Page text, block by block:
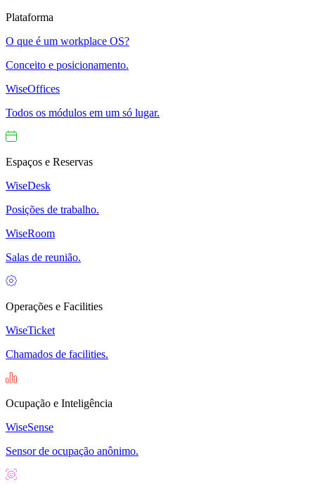
Plataforma
O que é um workplace OS?
Conceito e posicionamento.
WiseOffices
Todos os módulos em um só lugar.
Espaços e Reservas
WiseDesk
Posições de trabalho.
WiseRoom
Salas de reunião.
Operações e Facilities
WiseTicket
Chamados de facilities.
Ocupação e Inteligência
WiseSense
Sensor de ocupação anônimo.